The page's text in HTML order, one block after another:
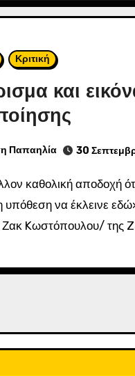
Κριτική
και
Παπαηλία 30
υπόθεση να έκλεινε
Ζακ Kωστόπουλου/ της